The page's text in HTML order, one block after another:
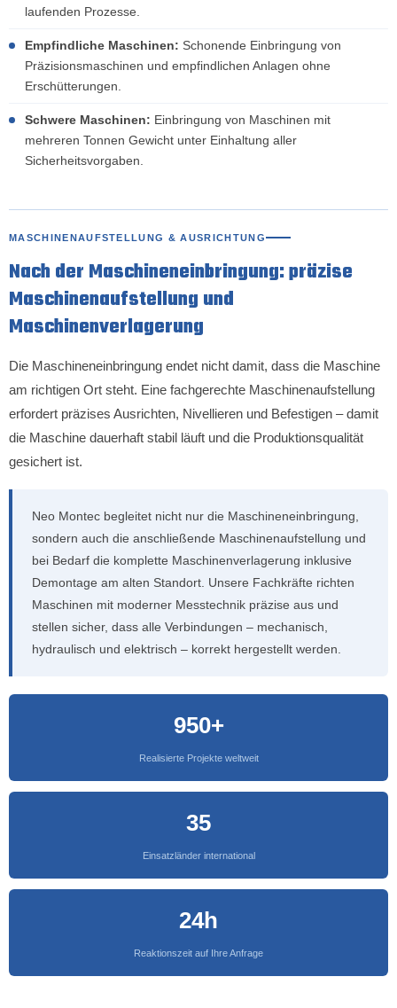
laufenden Prozesse.
Empfindliche Maschinen: Schonende Einbringung von
Präzisionsmaschinen und empfindlichen Anlagen ohne
Erschütterungen.
Schwere Maschinen: Einbringung von Maschinen mit
mehreren Tonnen Gewicht unter Einhaltung aller
Sicherheitsvorgaben.
MASCHINENAUFSTELLUNG & AUSRICHTUNG
Nach der Maschineneinbringung: präzise
Maschinenaufstellung und
Maschinenverlagerung
Die Maschineneinbringung endet nicht damit, dass die Maschine
am richtigen Ort steht. Eine fachgerechte Maschinenaufstellung
erfordert präzises Ausrichten, Nivellieren und Befestigen – damit
die Maschine dauerhaft stabil läuft und die Produktionsqualität
gesichert ist.
Neo Montec begleitet nicht nur die Maschineneinbringung,
sondern auch die anschließende Maschinenaufstellung und
bei Bedarf die komplette Maschinenverlagerung inklusive
Demontage am alten Standort. Unsere Fachkräfte richten
Maschinen mit moderner Messtechnik präzise aus und
stellen sicher, dass alle Verbindungen – mechanisch,
hydraulisch und elektrisch – korrekt hergestellt werden.
950+
Realisierte Projekte weltweit
35
Einsatzländer international
24h
Reaktionszeit auf Ihre Anfrage